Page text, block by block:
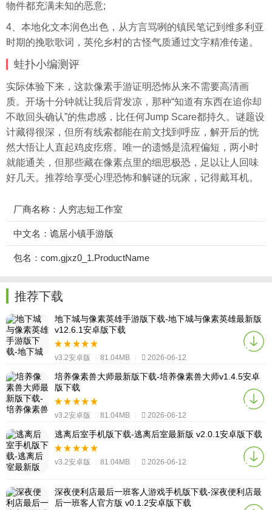
物件都充满未知的恶意;
4、本地化文本润色出色，从方言骂咧的镇民笔记到维多利亚
时期的挽歌歌词，英伦乡村的古怪气质通过文字精准传递。
蛙扑小编测评
实际体验下来，这款像素手游证明恐怖从来不需要高清画
质。开场十分钟就让我后背发凉，那种“知道有东西在追你却
不敢回头确认”的焦虑感，比任何Jump Scare都持久。谜题设
计藏得很深，但所有线索都能在前文找到呼应，解开后的恍
然大悟让人直起鸡皮疙瘩。唯一的遗憾是流程偏短，两小时
就能通关，但那些藏在像素点里的细思极恐，足以让人回味
好几天。推荐给享受心理恐怖和解谜的玩家，记得戴耳机。
厂商名称：人穷志短工作室
中文名：诡居小镇手游版
包名：com.gjxz0_1.ProductName
推荐下载
地下城与像素英雄手游版下载-地下城与像素英雄最新版
v12.6.1安卓版下载
v3.2安卓版 81.04MB 2026-06-12
培养像素兽大师最新版下载-培养像素兽大师v1.4.5安卓
版下载
v3.2安卓版 81.04MB 2026-06-12
逃离后室手机版下载-逃离后室最新版 v2.0.1安卓版下载
v3.2安卓版 81.04MB 2026-06-12
深夜便利店最后一班客人游戏手机版下载-深夜便利店最
后一班客人官方版 v0.1.2安卓版下载